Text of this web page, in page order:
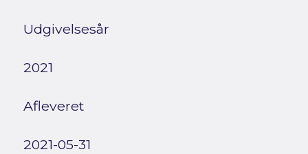
Udgivelsesår
2021
Afleveret
2021-05-31